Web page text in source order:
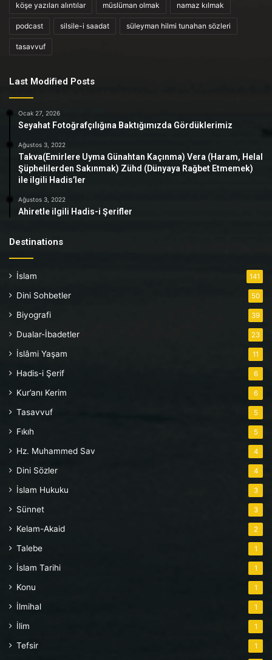
köşe yazıları alıntılar müslüman olmak namaz kılmak
podcast silsile-i saadat süleyman hilmi tunahan sözleri
tasavvuf
Last Modified Posts
Ocak 27, 2026
Seyahat Fotoğrafçılığına Baktığımızda Gördüklerimiz
Ağustos 3, 2022
Takva(Emirlere Uyma Günahtan Kaçınma) Vera (Haram, Helal
Şüphelilerden Sakınmak) Zühd (Dünyaya Rağbet Etmemek)
ile ilgili Hadis’ler
Ağustos 3, 2022
Ahiretle ilgili Hadis-i Şerifler
Destinations
İslam 141
Dini Sohbetler 50
Biyografi 39
Dualar-İbadetler 23
İslâmi Yaşam 11
Hadis-i Şerif 6
Kur’anı Kerim 6
Tasavvuf 5
Fıkıh 5
Hz. Muhammed Sav 4
Dini Sözler 4
İslam Hukuku 3
Sünnet 3
Kelam-Akaid 2
Talebe 1
İslam Tarihi 1
Konu 1
İlmihal 1
İlim 1
Tefsir 1